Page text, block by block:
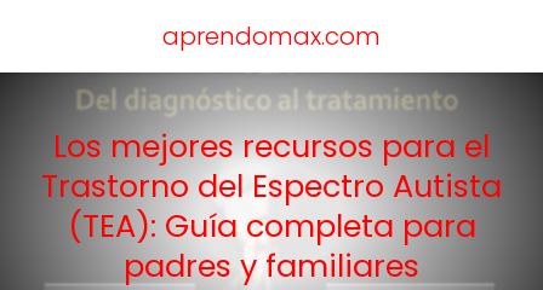
aprendomax.com
Los mejores recursos para el
Trastorno del Espectro Autista
(TEA): Guía completa para
padres y familiares